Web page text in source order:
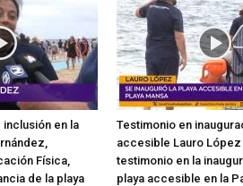
en la
Física,
de la playa
Testimonio en
accesible Lauro
testimonio en la
playa accesible en la